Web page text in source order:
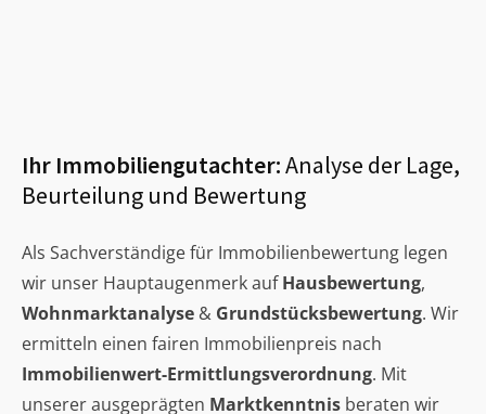
Ihr Immobiliengutachter:Analyse der Lage,
Beurteilung und Bewertung
Als Sachverständige für Immobilienbewertung legen
wir unser Hauptaugenmerk aufHausbewertung,
Wohnmarktanalyse & Grundstücksbewertung. Wir
ermitteln einen fairen Immobilienpreis nach
Immobilienwert-Ermittlungsverordnung. Mit
unserer ausgeprägten Marktkenntnis beraten wir